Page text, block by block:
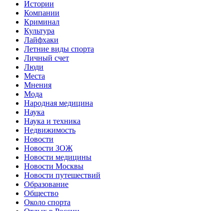
Истории
Компании
Криминал
Культура
Лайфхаки
Летние виды спорта
Личный счет
Люди
Места
Мнения
Мода
Народная медицина
Наука
Наука и техника
Недвижимость
Новости
Новости ЗОЖ
Новости медицины
Новости Москвы
Новости путешествий
Образование
Общество
Около спорта